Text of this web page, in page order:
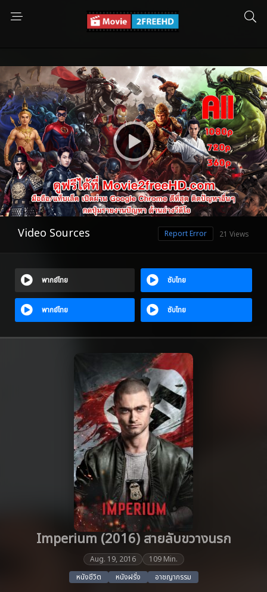
Video Sources 21 Views
Report Error
พากย์ไทย ซับไทย
พากย์ไทย ซับไทย
Imperium (2016) สายลับขวางนรก
Aug. 19, 2016
109 Min.
หนังชีวิต
หนังฝรั่ง อาชญากรรม